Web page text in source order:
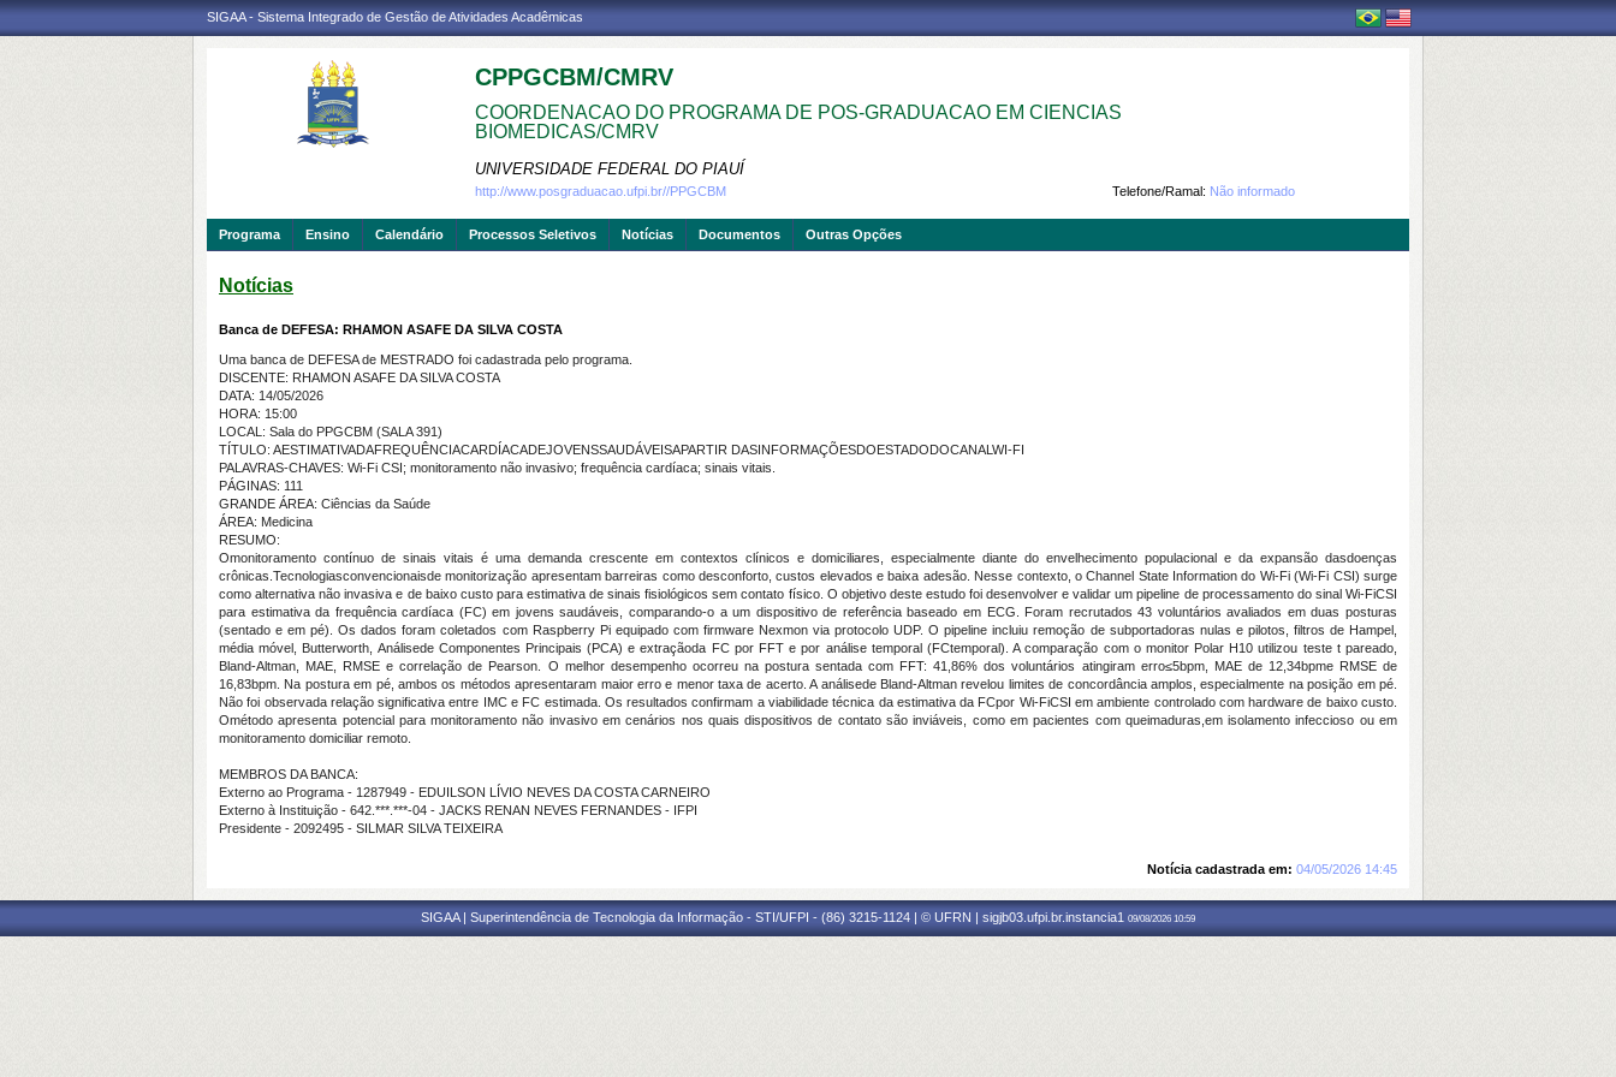
SIGAA - Sistema Integrado de Gestão de Atividades Acadêmicas
CPPGCBM/CMRV
COORDENACAO DO PROGRAMA DE POS-GRADUACAO EM CIENCIAS
BIOMEDICAS/CMRV
UNIVERSIDADE FEDERAL DO PIAUÍ
Telefone/Ramal: Não informado
http://www.posgraduacao.ufpi.br//PPGCBM
Programa Ensino Calendário Processos Seletivos Notícias Documentos Outras Opções
Notícias
Banca de DEFESA: RHAMON ASAFE DA SILVA COSTA
Uma banca de DEFESA de MESTRADO foi cadastrada pelo programa.
DISCENTE: RHAMON ASAFE DA SILVA COSTA
DATA: 14/05/2026
HORA: 15:00
LOCAL: Sala do PPGCBM (SALA 391)
TÍTULO: AESTIMATIVADAFREQUÊNCIACARDÍACADEJOVENSSAUDÁVEISAPARTIR DASINFORMAÇÕESDOESTADODOCANALWI-FI
PALAVRAS-CHAVES: Wi-Fi CSI; monitoramento não invasivo; frequência cardíaca; sinais vitais.
PÁGINAS: 111
GRANDE ÁREA: Ciências da Saúde
ÁREA: Medicina
RESUMO:
Omonitoramento contínuo de sinais vitais é uma demanda crescente em contextos clínicos e domiciliares, especialmente diante do envelhecimento populacional e da expansão dasdoenças
crônicas.Tecnologiasconvencionaisde monitorização apresentam barreiras como desconforto, custos elevados e baixa adesão. Nesse contexto, o Channel State Information do Wi-Fi (Wi-Fi CSI) surge
como alternativa não invasiva e de baixo custo para estimativa de sinais fisiológicos sem contato físico. O objetivo deste estudo foi desenvolver e validar um pipeline de processamento do sinal Wi-FiCSI
para estimativa da frequência cardíaca (FC) em jovens saudáveis, comparando-o a um dispositivo de referência baseado em ECG. Foram recrutados 43 voluntários avaliados em duas posturas
(sentado e em pé). Os dados foram coletados com Raspberry Pi equipado com firmware Nexmon via protocolo UDP. O pipeline incluiu remoção de subportadoras nulas e pilotos, filtros de Hampel,
média móvel, Butterworth, Análisede Componentes Principais (PCA) e extraçãoda FC por FFT e por análise temporal (FCtemporal). A comparação com o monitor Polar H10 utilizou teste t pareado,
Bland-Altman, MAE, RMSE e correlação de Pearson. O melhor desempenho ocorreu na postura sentada com FFT: 41,86% dos voluntários atingiram erro≤5bpm, MAE de 12,34bpme RMSE de
16,83bpm. Na postura em pé, ambos os métodos apresentaram maior erro e menor taxa de acerto. A análisede Bland-Altman revelou limites de concordância amplos, especialmente na posição em pé.
Não foi observada relação significativa entre IMC e FC estimada. Os resultados confirmam a viabilidade técnica da estimativa da FCpor Wi-FiCSI em ambiente controlado com hardware de baixo custo.
Ométodo apresenta potencial para monitoramento não invasivo em cenários nos quais dispositivos de contato são inviáveis, como em pacientes com queimaduras,em isolamento infeccioso ou em
monitoramento domiciliar remoto.
MEMBROS DA BANCA:
Externo ao Programa - 1287949 - EDUILSON LÍVIO NEVES DA COSTA CARNEIRO
Externo à Instituição - 642.***.***-04 - JACKS RENAN NEVES FERNANDES - IFPI
Presidente - 2092495 - SILMAR SILVA TEIXEIRA
Notícia cadastrada em: 04/05/2026 14:45
SIGAA | Superintendência de Tecnologia da Informação - STI/UFPI - (86) 3215-1124 | © UFRN | sigjb03.ufpi.br.instancia1 09/08/2026 10:59